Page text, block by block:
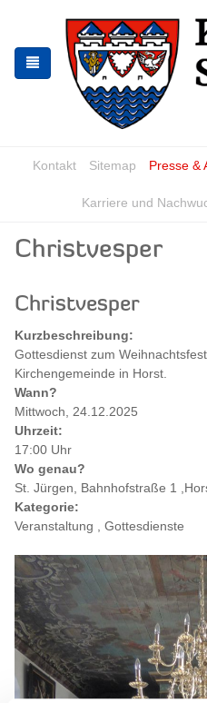
springen
springen
Kontakt Sitemap Presse &
Karriere und
Christvesper
Christvesper
Kurzbeschreibung:
Gottesdienst zum
Kirchengemeinde in Horst.
Wann?
Mittwoch, 24.12.2025
Uhrzeit:
17:00 Uhr
Wo genau?
St. Jürgen, Bahnhofstraße 1
Kategorie:
Veranstaltung , Gottesdienste